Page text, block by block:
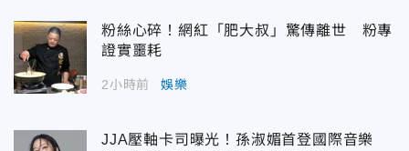
粉絲心碎！網紅「肥大叔」驚傳離世 粉專
證實噩耗
2小時前 娛樂
JJA壓軸卡司曝光！孫淑媚首登國際音樂